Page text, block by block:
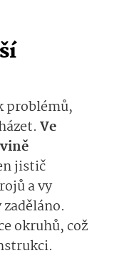
problémů,
Ve
jistič
a vy
okruhů, což